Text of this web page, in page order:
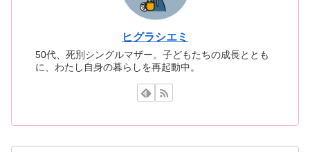
ヒグラシエミ
50代、死別シングルマザー。子どもたちの成長ととも
に、わたし自身の暮らしを再起動中。